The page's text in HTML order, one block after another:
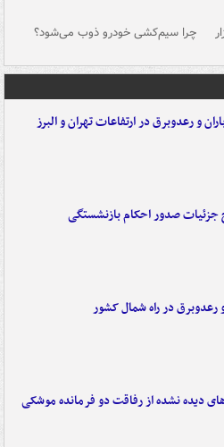
چرا سیم‌کشی خودرو ذوب می‌شود؟
و رعدوبرق در ارتفاعات تهران و البرز
جزئیات صدور احکام بازنشستگی
رعدوبرق در راه شمال کشور
دیده نشده از رفاقت دو فرمانده‌ موشکی